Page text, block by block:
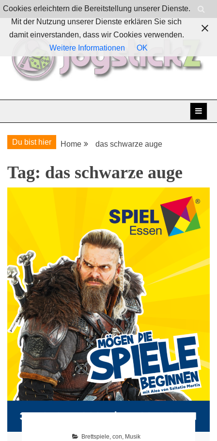
Skip
to
content
JoystickZ
Du bist hier Home das schwarze auge
Tag: das schwarze auge
Brettspiele, con, Musik
Cookies erleichtern die Bereitstellung unserer Dienste.
Mit der Nutzung unserer Dienste erklären Sie sich
damit einverstanden, dass wir Cookies verwenden.
Weitere Informationen
OK